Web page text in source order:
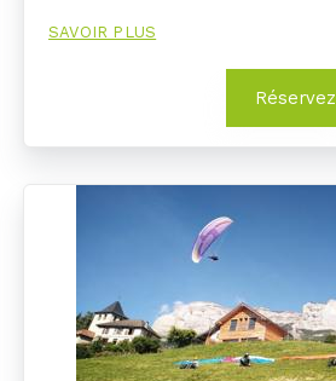
SAVOIR PLUS
Réservez